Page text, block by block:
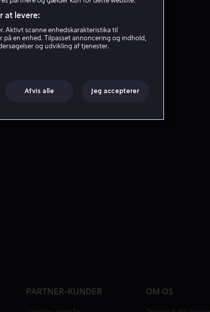
PARTNER-KUNDER OM OS
at levere:
Aktivt scanne enhedskarakteristika til
en enhed. Tilpasset annoncering og indhold,
og udvikling af tjenester.
Afvis alle Jeg accepterer